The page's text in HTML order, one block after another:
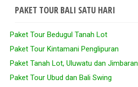
PAKET TOUR BALI SATU HARI
Paket Tour Bedugul Tanah Lot
Paket Tour Kintamani Penglipuran
Paket Tanah Lot, Uluwatu dan Jimbaran
Paket Tour Ubud dan Bali Swing